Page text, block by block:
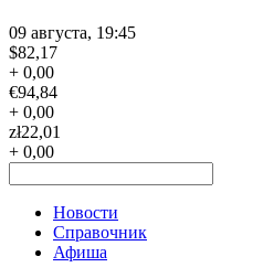
09 августа, 19:45
$82,17
+ 0,00
€94,84
+ 0,00
zł22,01
+ 0,00
Новости
Справочник
Афиша